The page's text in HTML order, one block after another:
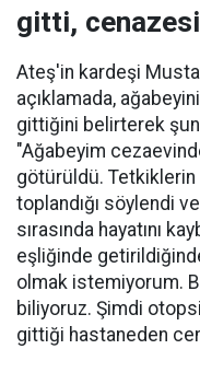
gitti, cenazesi
Ateş'in kardeşi
açıklamada,
gittiğini belirterek
"Ağabeyim
götürüldü. Tetkiklerin
toplandığı söylendi
sırasında hayatını
eşliğinde
olmak istemiyorum.
biliyoruz. Şimdi
gittiği hastaneden